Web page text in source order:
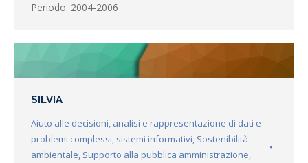
Periodo: 2004-2006
SILVIA
Aiuto alle decisioni, analisi e rappresentazione di dati e
problemi complessi, sistemi informativi, Sostenibilità
ambientale, Supporto alla pubblica amministrazione,